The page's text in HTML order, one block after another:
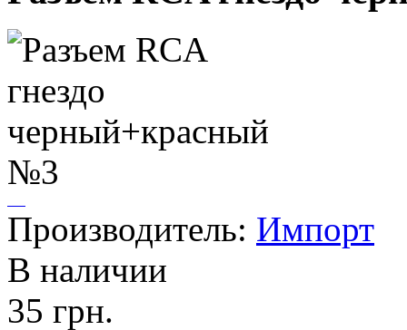
Производитель: Импорт
В наличии
35 грн.